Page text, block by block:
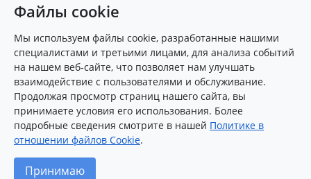
Новости
Пациентам
Карта сайта
Контакты
8 (8412) 25-54-77(многоканальный)
2026 © Федеральный центр сердечно-сосудистой хирургии
(г.Пенза)
Файлы cookie
Мы используем файлы cookie, разработанные нашими
специалистами и третьими лицами, для анализа событий
на нашем веб-сайте, что позволяет нам улучшать
взаимодействие с пользователями и обслуживание.
Продолжая просмотр страниц нашего сайта, вы
принимаете условия его использования. Более
подробные сведения смотрите в нашей Политике в
отношении файлов Cookie.
Принимаю